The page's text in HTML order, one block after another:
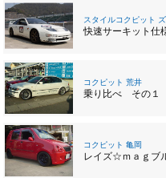
スタイルコクピット
快速サーキット仕
コクピット 荒井
乗り比べ その１
コクピット 亀岡
レイズ☆ｍａｇブ